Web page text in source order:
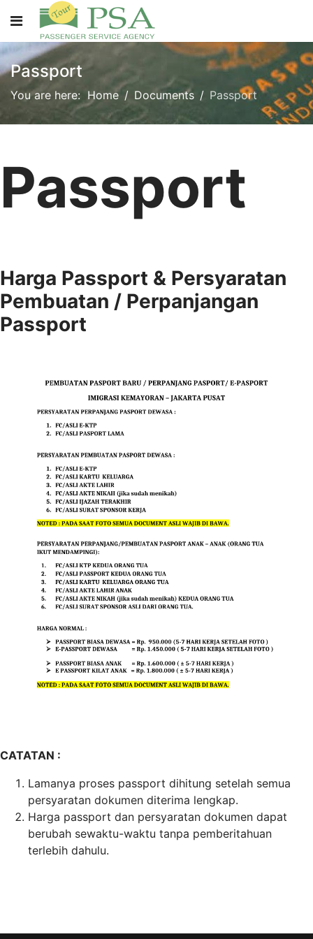
Passport
You are here: Home Documents Passport
Passport
Harga Passport & Persyaratan
Pembuatan / Perpanjangan
Passport
CATATAN :
Lamanya proses passport dihitung setelah semua
persyaratan dokumen diterima lengkap.
Harga passport dan persyaratan dokumen dapat
berubah sewaktu-waktu tanpa pemberitahuan
terlebih dahulu.